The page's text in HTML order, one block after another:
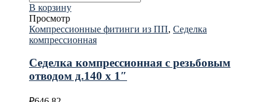
В корзину
Просмотр
Компрессионные фитинги из ПП, Седелка
компрессионная
Седелка компрессионная с резьбовым
отводом д.140 х 1″